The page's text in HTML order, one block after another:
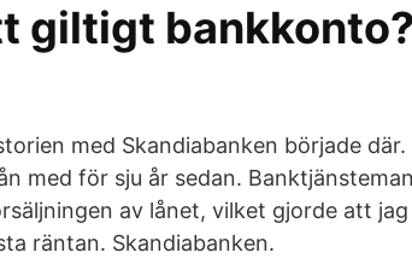
giltigt bankkonto?
med Skandiabanken började
med för sju år sedan.
av lånet, vilket gjorde att
räntan. Skandiabanken.